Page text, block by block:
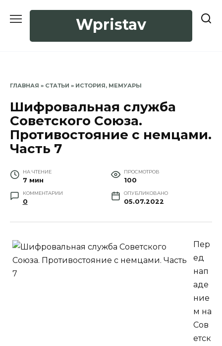
Wpristav
ГЛАВНАЯ » СТАТЬИ » ИСТОРИЯ, МЕМУАРЫ
Шифровальная служба
Советского Союза.
Противостояние с немцами.
Часть 7
НА ЧТЕНИЕ
7 мин
ПРОСМОТРОВ
100
КОММЕНТАРИИ
0
ОПУБЛИКОВАНО
05.07.2022
Пер
ед
нап
аде
ние
м на
Сов
етск